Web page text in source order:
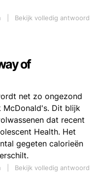
Bekijk volledig antwoord
of
net zo ongezond
McDonald's. Dit blijk
dat recent
Health. Het
gegeten calorieën
Bekijk volledig antwoord